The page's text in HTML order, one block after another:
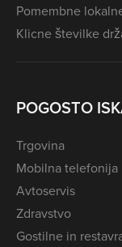
Pomembne
Klicne številke
POGOSTO
Trgovina
Mobilna telefonija
Avtoservis
Zdravstvo
Gostilne in